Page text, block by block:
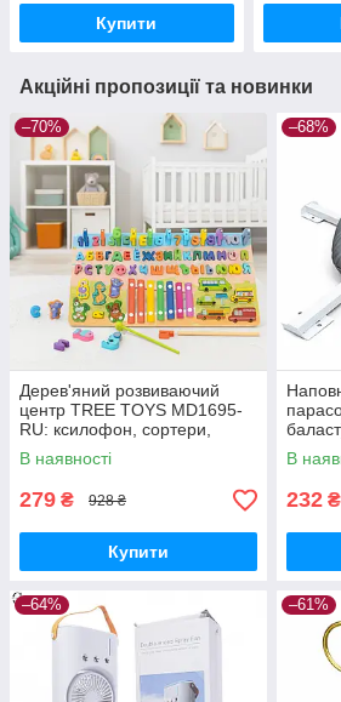
Купити
Акційні пропозиції та новинки
–70%
Дерев'яний розвиваючий
центр TREE TOYS MD1695-
RU: ксилофон, сортери,
рибальство, 10 рибок
В наявності
279 ₴ 928 ₴
Купити
–68%
В
232 ₴
–64% –61%